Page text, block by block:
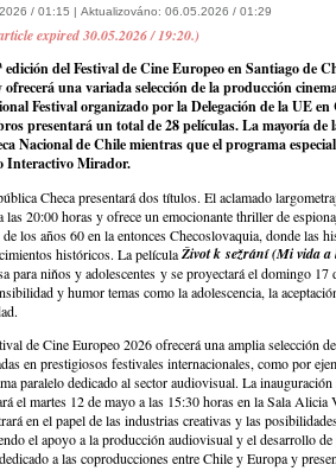
/ 01:15 | Aktualizováno: 06.05.2026 / 01:29
expired 30.05.2026 / 19:20.)
edición del Festival de Cine Europeo en Santiago de
ofrecerá una variada selección de la producción
Festival organizado por la Delegación de la UE
presentará un total de 28 películas. La mayoría de
Nacional de Chile mientras que el programa
Interactivo Mirador.
Checa presentará dos títulos. El aclamado
las 20:00 horas y ofrece un emocionante thriller de
los años 60 en la entonces Checoslovaquia, donde las
históricos. La películaŽivot k sežrání (Mi vida a
para niňos y adolescentes y se proyectará el domingo
y humor temas como la adolescencia, la
de Cine Europeo 2026 ofrecerá una amplia selección
en prestigiosos festivales internacionales, como por
paralelo dedicado al sector audiovisual. La
el martes 12 de mayo a las 15:30 horas en la Sala
en el papel de las industrias creativas y las
el apoyo a la producción audiovisual y el desarrollo
a las coproducciones entre Chile y Europa y